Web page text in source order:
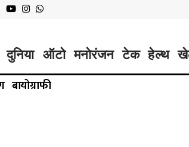
दुनिया ऑटो मनोरंजन टेक हेल्थ
बायोग्राफी